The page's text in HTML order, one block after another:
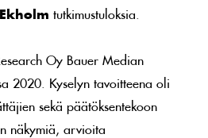
tutkimustuloksia.
Oy Bauer Median
2020. Kyselyn tavoitteena oli
sekä päätöksentekoon
näkymiä, arvioita